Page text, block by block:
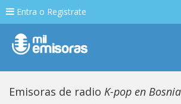
Entra o Registrate
Emisoras de radio K-pop en